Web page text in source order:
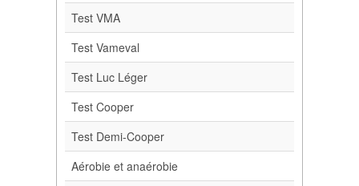
Test VMA
Test Vameval
Test Luc Léger
Test Cooper
Test Demi-Cooper
Aérobie et anaérobie